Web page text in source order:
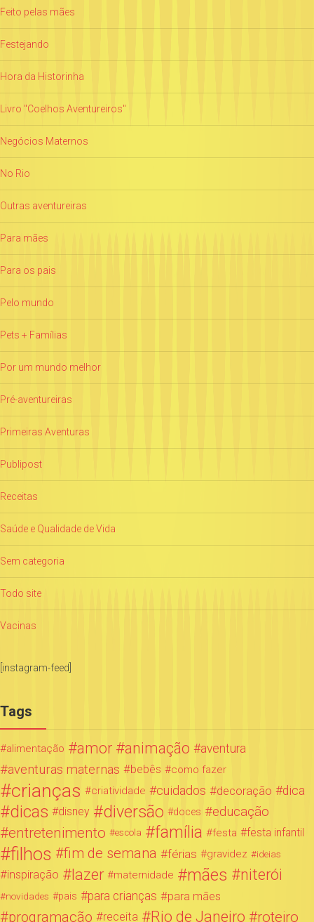
Feito pelas mães
Festejando
Hora da Historinha
Livro "Coelhos Aventureiros"
Negócios Maternos
No Rio
Outras aventureiras
Para mães
Para os pais
Pelo mundo
Pets + Famílias
Por um mundo melhor
Pré-aventureiras
Primeiras Aventuras
Publipost
Receitas
Saúde e Qualidade de Vida
Sem categoria
Todo site
Vacinas
[instagram-feed]
Tags
alimentação amor animação aventura
aventuras maternas bebês como fazer
crianças criatividade cuidados decoração dica
dicas disney diversão doces educação
entretenimento escola família festa festa infantil
filhos fim de semana férias gravidez ideias
inspiração lazer maternidade mães niterói
novidades pais para crianças para mães
programação receita Rio de Janeiro roteiro